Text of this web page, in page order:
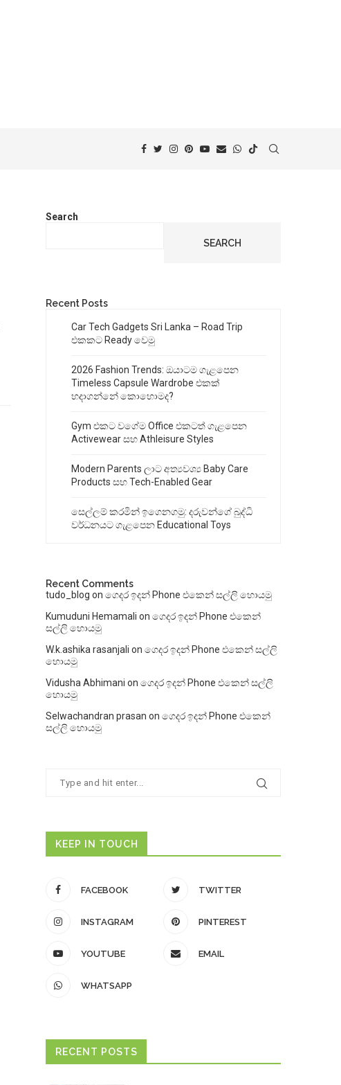
Search
SEARCH
Recent Posts
Car Tech Gadgets Sri Lanka – Road Trip
එකකට Ready වෙමු
2026 Fashion Trends: ඔයාටම ගැළපෙන
Timeless Capsule Wardrobe එකක්
හදාගන්නේ කොහොමද?
Gym එකට වගේම Office එකටත් ගැළපෙන
Activewear සහ Athleisure Styles
Modern Parents ලාට අත්‍යවශ්‍ය Baby Care
Products සහ Tech-Enabled Gear
සෙල්ලම් කරමින් ඉගෙනගමු: දරුවන්ගේ බුද්ධි
වර්ධනයට ගැළපෙන Educational Toys
Recent Comments
tudo_blog on ගෙදර ඉදන් Phone එකෙන් සල්ලි හොයමු
Kumuduni Hemamali on ගෙදර ඉදන් Phone එකෙන්
සල්ලි හොයමු
W.k.ashika rasanjali on ගෙදර ඉදන් Phone එකෙන් සල්ලි
හොයමු
Vidusha Abhimani on ගෙදර ඉදන් Phone එකෙන් සල්ලි
හොයමු
Selwachandran prasan on ගෙදර ඉදන් Phone එකෙන්
සල්ලි හොයමු
KEEP IN TOUCH
FACEBOOK TWITTER
INSTAGRAM PINTEREST
YOUTUBE EMAIL
WHATSAPP
RECENT POSTS